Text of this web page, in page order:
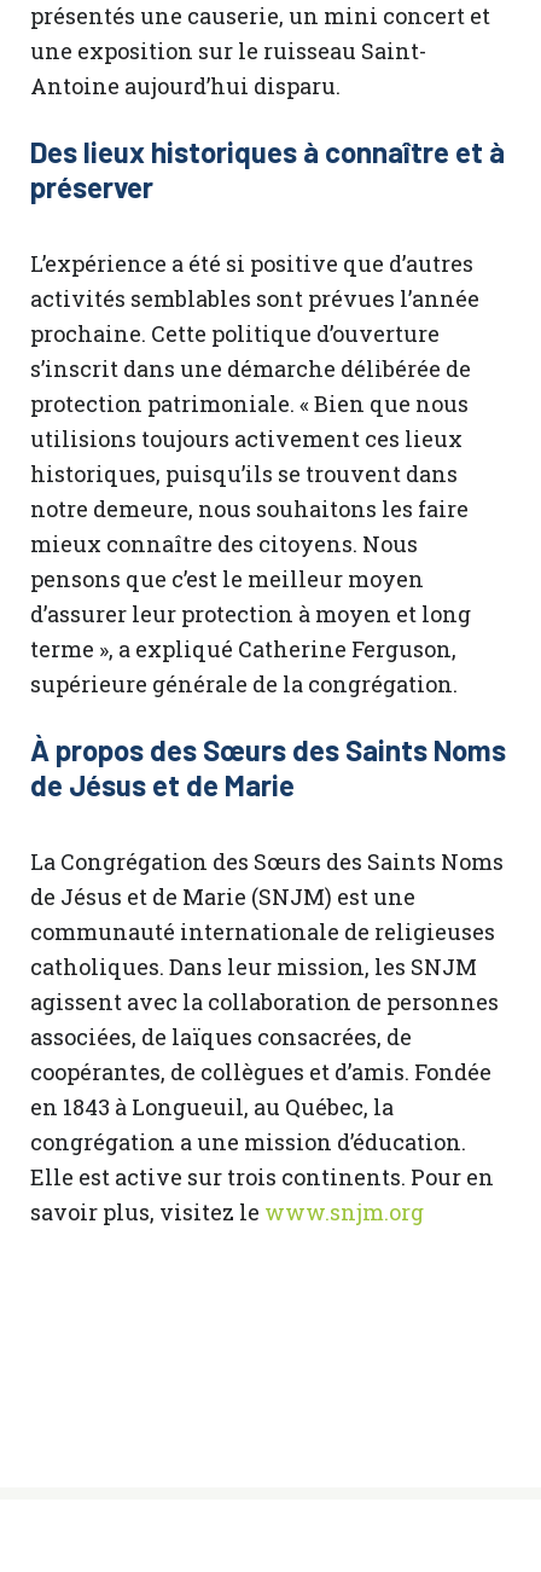
présentés une causerie, un mini concert et
une exposition sur le ruisseau Saint-
Antoine aujourd’hui disparu.
Des lieux historiques à connaître et à
préserver
L’expérience a été si positive que d’autres
activités semblables sont prévues l’année
prochaine. Cette politique d’ouverture
s’inscrit dans une démarche délibérée de
protection patrimoniale. « Bien que nous
utilisions toujours activement ces lieux
historiques, puisqu’ils se trouvent dans
notre demeure, nous souhaitons les faire
mieux connaître des citoyens. Nous
pensons que c’est le meilleur moyen
d’assurer leur protection à moyen et long
terme », a expliqué Catherine Ferguson,
supérieure générale de la congrégation.
À propos des Sœurs des Saints Noms
de Jésus et de Marie
La Congrégation des Sœurs des Saints Noms
de Jésus et de Marie (SNJM) est une
communauté internationale de religieuses
catholiques. Dans leur mission, les SNJM
agissent avec la collaboration de personnes
associées, de laïques consacrées, de
coopérantes, de collègues et d’amis. Fondée
en 1843 à Longueuil, au Québec, la
congrégation a une mission d’éducation.
Elle est active sur trois continents. Pour en
savoir plus, visitez le www.snjm.org